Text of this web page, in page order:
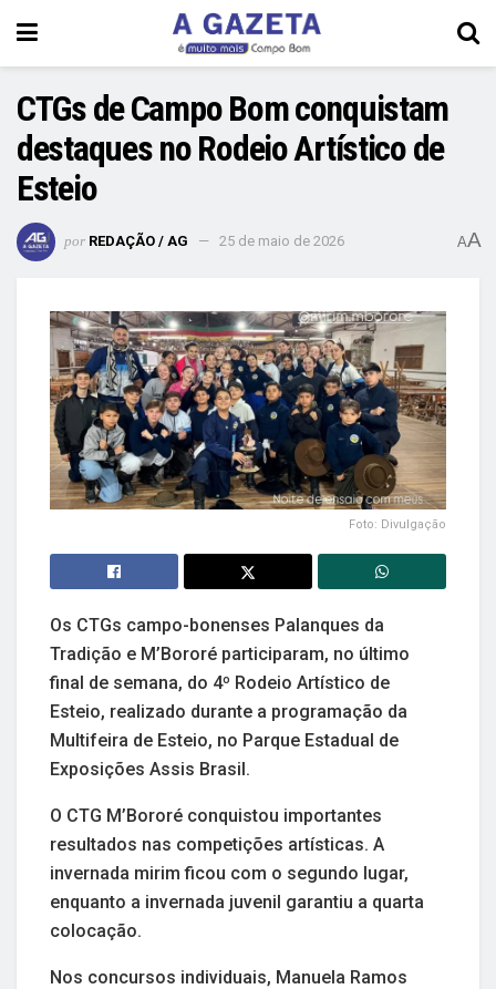
CTGs de Campo Bom conquistam
destaques no Rodeio Artístico de
Esteio
por REDAÇÃO / AG 25 de maio de 2026 AA
Foto: Divulgação
Os CTGs campo-bonenses Palanques da
Tradição e M’Bororé participaram, no último
final de semana, do 4º Rodeio Artístico de
Esteio, realizado durante a programação da
Multifeira de Esteio, no Parque Estadual de
Exposições Assis Brasil.
O CTG M’Bororé conquistou importantes
resultados nas competições artísticas. A
invernada mirim ficou com o segundo lugar,
enquanto a invernada juvenil garantiu a quarta
colocação.
Nos concursos individuais, Manuela Ramos